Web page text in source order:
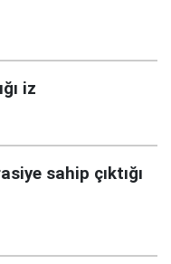
iz
sahip çıktığı